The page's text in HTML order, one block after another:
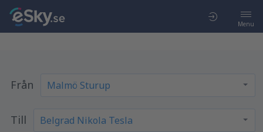
Menu
Från
Till